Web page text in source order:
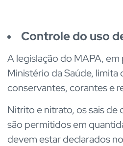
Controle do uso
A legislação do MAPA, em
Ministério da Saúde, limita
conservantes, corantes e
Nitrito e nitrato, os sais de
são permitidos em
devem estar declarados